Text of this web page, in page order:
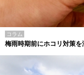
コラム
梅雨時期前にホコリ対策を